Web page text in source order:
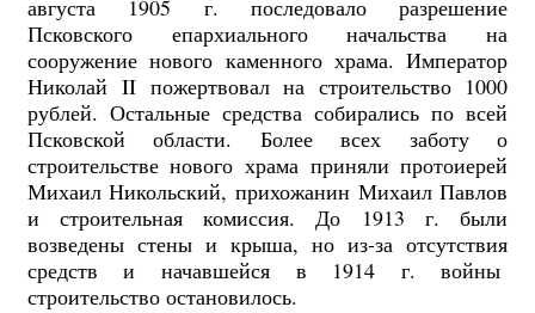
августа 1905 г. последовало разрешение
Псковского епархиального начальства на
сооружение нового каменного храма. Император
Николай II пожертвовал на строительство 1000
рублей. Остальные средства собирались по всей
Псковской области. Более всех заботу о
строительстве нового храма приняли протоиерей
Михаил Никольский, прихожанин Михаил Павлов
и строительная комиссия. До 1913 г. были
возведены стены и крыша, но из-за отсутствия
средств и начавшейся в 1914 г. войны
строительство остановилось.